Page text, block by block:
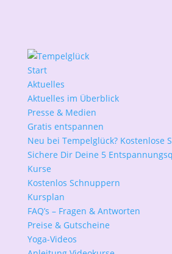
Start
Aktuelles
Aktuelles im Überblick
Presse & Medien
Gratis entspannen
Neu bei Tempelglück? Kostenlose
Sichere Dir Deine 5
Kurse
Kostenlos Schnuppern
Kursplan
FAQ’s – Fragen & Antworten
Preise & Gutscheine
Yoga-Videos